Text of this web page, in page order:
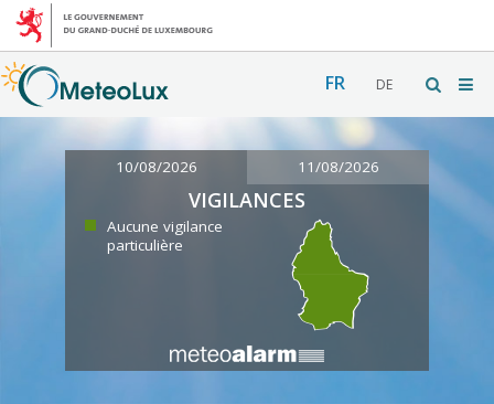
FR DE
10/08/2026 11/08/2026
VIGILANCES
Aucune vigilance
particulière